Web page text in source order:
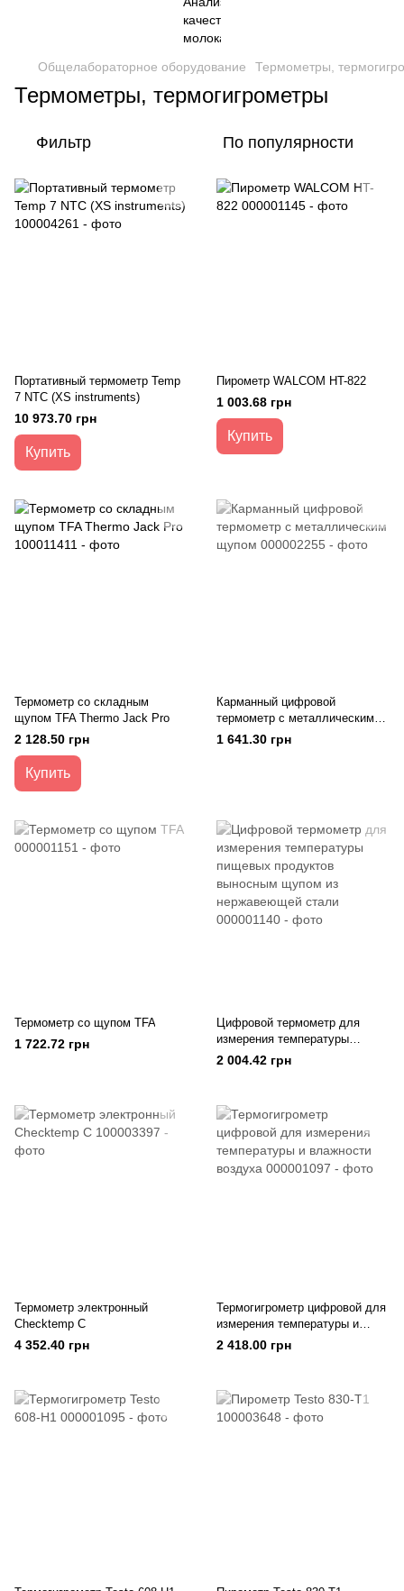
Общелабораторное оборудование Термометры,
Термометры, термогигрометры
Фильтр По популярности
Портативный термометр Temp
7 NTC (XS instruments)
10 973.70 грн
Купить
Пирометр WALCOM HT-822
1 003.68 грн
Купить
Термометр со складным
щупом TFA Thermo Jack Pro
2 128.50 грн
Купить
Карманный цифровой
термометр с металлическим
щупом
1 641.30 грн
Термометр со щупом TFA
1 722.72 грн
Цифровой термометр для
измерения температуры
пищевых продуктов выносным
щупом из нержавеющей стали
2 004.42 грн
Термометр электронный
Сhecktemp С
4 352.40 грн
Термогигрометр цифровой для
измерения температуры и
влажности воздуха
2 418.00 грн